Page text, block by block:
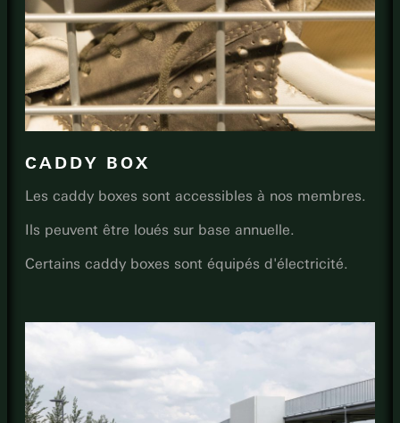
CADDY BOX
Les caddy boxes sont accessibles à nos membres.
Ils peuvent être loués sur base annuelle.
Certains caddy boxes sont équipés d'électricité.